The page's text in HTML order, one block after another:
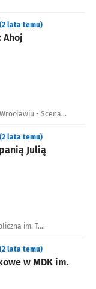
Ahoj
lata temu)
- Scena
Julią
lata temu)
im. T.
w MDK im.
lata temu)